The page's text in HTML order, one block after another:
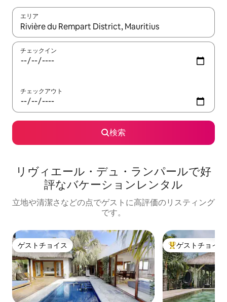
エリア
検索結果が表示されたら、上下の矢印キーを使って移動するか
チェックイン
チェックアウト
検索
リヴィエール・デュ・ランパールで好
評なバケーションレンタル
立地や清潔さなどの点でゲストに高評価のリスティング
です。
ゲストチョイス
ゲストチョイス 大好評のゲスト
ゲストチョイス